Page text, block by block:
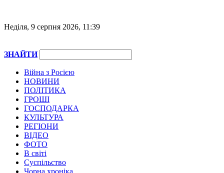
Неділя, 9 серпня 2026, 11:39
ЗНАЙТИ
Війна з Росією
НОВИНИ
ПОЛІТИКА
ГРОШІ
ГОСПОДАРКА
КУЛЬТУРА
РЕГІОНИ
ВІДЕО
ФОТО
В світі
Суспільство
Чорна хроніка